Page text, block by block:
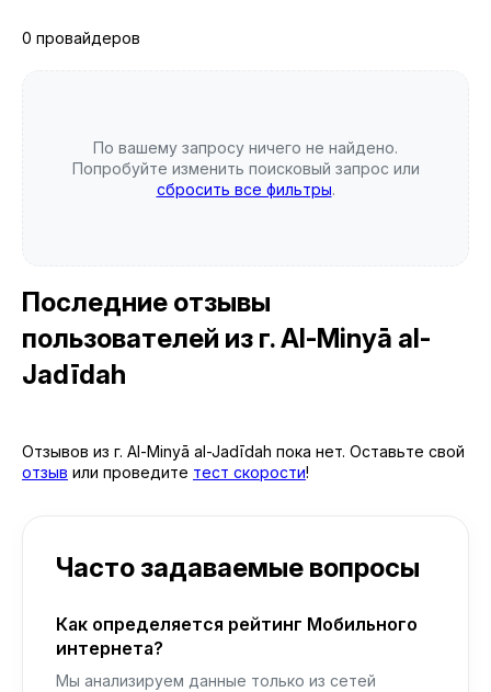
0 провайдеров
По вашему запросу ничего не найдено.
Попробуйте изменить поисковый запрос или
сбросить все фильтры.
Последние отзывы
пользователей из г. Al-Minyā al-
Jadīdah
Отзывов из г. Al-Minyā al-Jadīdah пока нет. Оставьте свой
отзыв или проведите тест скорости!
Часто задаваемые вопросы
Как определяется рейтинг Мобильного
интернета?
Мы анализируем данные только из сетей